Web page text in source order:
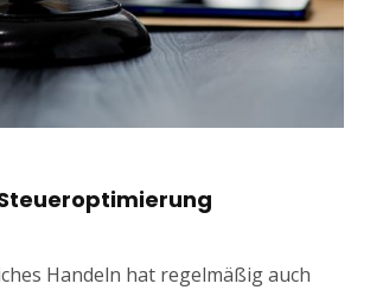
Handeln hat regelmäßig auch